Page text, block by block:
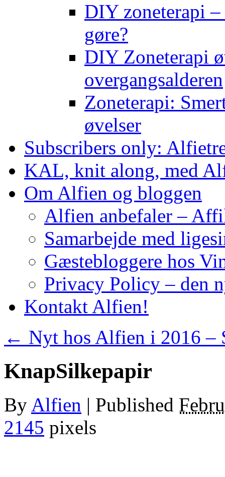
DIY zoneterapi
gøre?
DIY Zoneterapi
overgangsalderen
Zoneterapi:
øvelser
Subscribers only:
KAL, knit along, med
Om Alfien og bloggen
Alfien anbefaler –
Samarbejde med
Gæstebloggere hos
Privacy Policy – den
Kontakt Alfien!
← Nyt hos Alfien i 2016 –
KnapSilkepapir
By Alfien | Published
2145 pixels